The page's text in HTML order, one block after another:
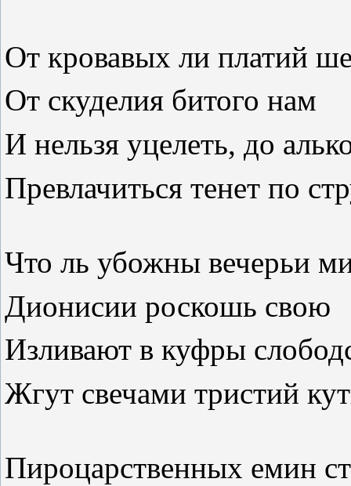
От кровавых ли платий
От скуделия битого нам
И нельзя уцелеть, до
Превлачиться тенет по
Что ль убожны вечерьи
Дионисии роскошь свою
Изливают в куфры
Жгут свечами тристий
Пироцарственных емин